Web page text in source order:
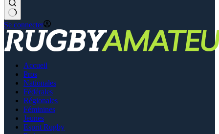
Se connecter
Accueil
Pros
Nationales
Fédérales
Régionales
Féminines
Jeunes
Esprit Rugby